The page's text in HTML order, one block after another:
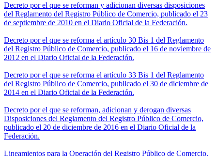
Decreto por el que se reforman y adicionan diversas disposiciones
del Reglamento del Registro Público de Comercio, publicado el 23
de septiembre de 2010 en el Diario Oficial de la Federación.
Decreto por el que se reforma el artículo 30 Bis 1 del Reglamento
del Registro Público de Comercio, publicado el 16 de noviembre de
2012 en el Diario Oficial de la Federación.
Decreto por el que se reforma el artículo 33 Bis 1 del Reglamento
del Registro Público de Comercio, publicado el 30 de diciembre de
2014 en el Diario Oficial de la Federación.
Decreto por el que se reforman, adicionan y derogan diversas
Disposiciones del Reglamento del Registro Público de Comercio,
publicado el 20 de diciembre de 2016 en el Diario Oficial de la
Federación.
Lineamientos para la Operación del Registro Público de Comercio.